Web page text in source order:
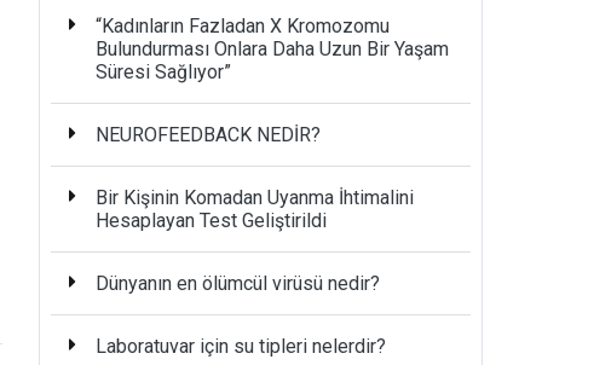
“Kadınların Fazladan X Kromozomu
Bulundurması Onlara Daha Uzun Bir Yaşam
Süresi Sağlıyor”
NEUROFEEDBACK NEDİR?
Bir Kişinin Komadan Uyanma İhtimalini
Hesaplayan Test Geliştirildi
Dünyanın en ölümcül virüsü nedir?
Laboratuvar için su tipleri nelerdir?